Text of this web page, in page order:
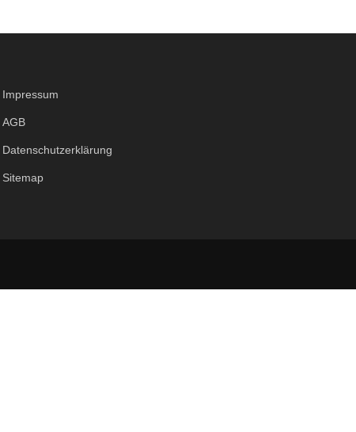
Impressum
AGB
Datenschutzerklärung
Sitemap